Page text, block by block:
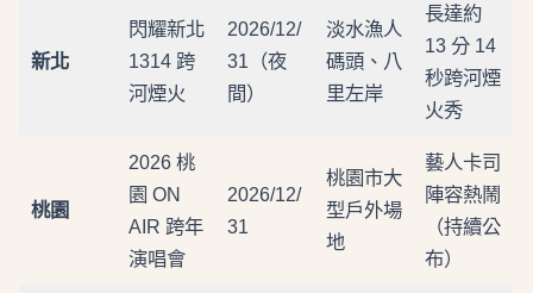
新北
閃耀新北
1314 跨
河煙火
2026/12/
31（夜
間）
淡水漁人
碼頭、八
里左岸
長達約
13 分 14
秒跨河煙
火秀
桃園
2026 桃
園 ON
AIR 跨年
演唱會
2026/12/
31
桃園市大
型戶外場
地
藝人卡司
陣容熱鬧
（持續公
布）